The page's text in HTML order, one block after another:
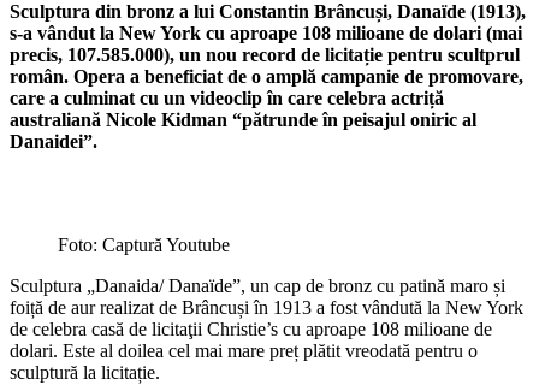
Sculptura din bronz a lui Constantin Brâncuși, Danaïde (1913),
s-a vândut la New York cu aproape 108 milioane de dolari (mai
precis, 107.585.000), un nou record de licitație pentru scultprul
român. Opera a beneficiat de o amplă campanie de promovare,
care a culminat cu un videoclip în care celebra actriță
australiană Nicole Kidman “pătrunde în peisajul oniric al
Danaidei”.
Foto: Captură Youtube
Sculptura „Danaida/ Danaïde”, un cap de bronz cu patină maro și
foiță de aur realizat de Brâncuși în 1913 a fost vândută la New York
de celebra casă de licitaţii Christie’s cu aproape 108 milioane de
dolari. Este al doilea cel mai mare preț plătit vreodată pentru o
sculptură la licitație.